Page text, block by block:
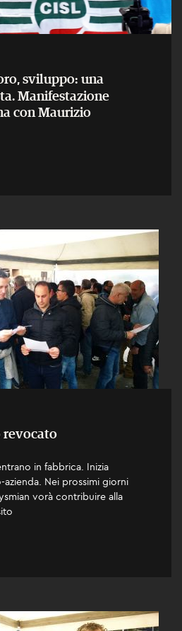
sviluppo: una
Manifestazione
con Maurizio
revocato
in fabbrica. Inizia
Nei prossimi giorni
vorà contribuire alla